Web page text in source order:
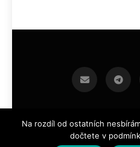
infoek.cz
Na rozdíl od ostatních
dočtete v